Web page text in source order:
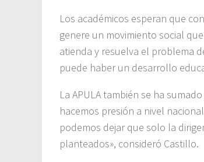
Los académicos esperan que
genere un movimiento social
atienda y resuelva el problema
puede haber un desarrollo
La APULA también se ha
hacemos presión a nivel
podemos dejar que solo la
planteados», consideró Castillo.